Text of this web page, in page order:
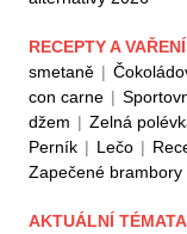
RECEPTY A VAŘENÍ
smetaně |
con carne |
džem | Zelná
Perník | Lečo |
Zapečené brambory
AKTUÁLNÍ TÉMATA